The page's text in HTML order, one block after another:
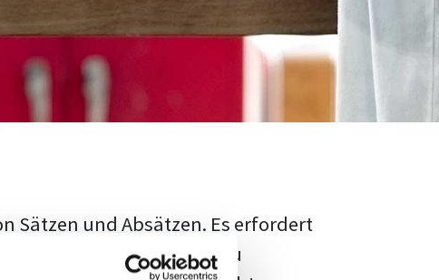
Sätzen und Absätzen. Es erfordert
adäquat zu